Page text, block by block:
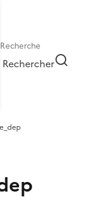
Rechercher